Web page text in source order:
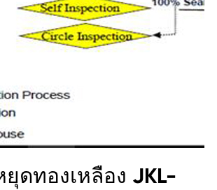
ดทองเหลือง JKL-